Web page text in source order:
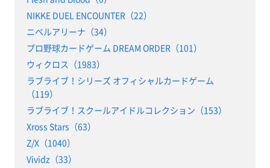
NIKKE DUEL ENCOUNTER（22）
ニベルアリーナ（34）
プロ野球カードゲーム DREAM ORDER（101）
ウィクロス（1983）
ラブライブ！シリーズ オフィシャルカードゲーム
（119）
ラブライブ！スクールアイドルコレクション（153）
Xross Stars（63）
Z/X（1040）
Vividz（33）